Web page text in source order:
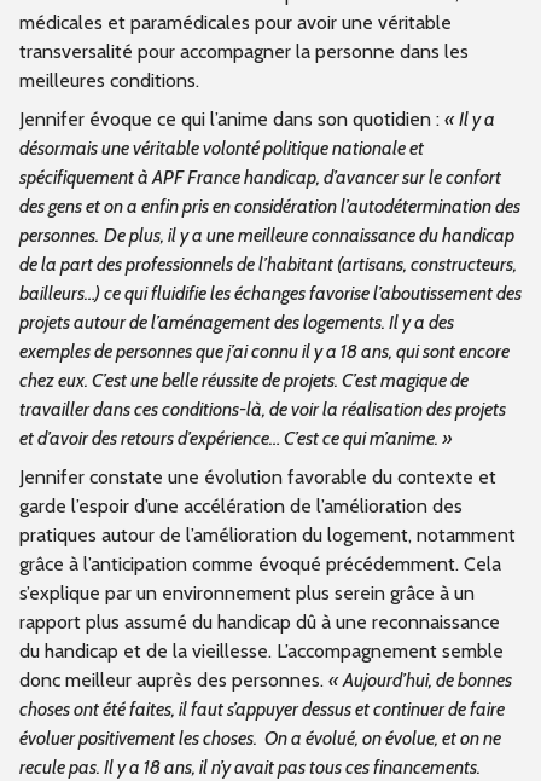
médicales et paramédicales pour avoir une véritable
transversalité pour accompagner la personne dans les
meilleures conditions.
Jennifer évoque ce qui l’anime dans son quotidien : « Il y a
désormais une véritable volonté politique nationale et
spécifiquement à APF France handicap, d’avancer sur le confort
des gens et on a enfin pris en considération l’autodétermination des
personnes. De plus, il y a une meilleure connaissance du handicap
de la part des professionnels de l’habitant (artisans, constructeurs,
bailleurs…) ce qui fluidifie les échanges favorise l’aboutissement des
projets autour de l’aménagement des logements. Il y a des
exemples de personnes que j’ai connu il y a 18 ans, qui sont encore
chez eux. C’est une belle réussite de projets. C’est magique de
travailler dans ces conditions-là, de voir la réalisation des projets
et d’avoir des retours d’expérience… C’est ce qui m’anime. »
Jennifer constate une évolution favorable du contexte et
garde l’espoir d’une accélération de l’amélioration des
pratiques autour de l’amélioration du logement, notamment
grâce à l’anticipation comme évoqué précédemment. Cela
s’explique par un environnement plus serein grâce à un
rapport plus assumé du handicap dû à une reconnaissance
du handicap et de la vieillesse. L’accompagnement semble
donc meilleur auprès des personnes. « Aujourd’hui, de bonnes
choses ont été faites, il faut s’appuyer dessus et continuer de faire
évoluer positivement les choses. On a évolué, on évolue, et on ne
recule pas. Il y a 18 ans, il n’y avait pas tous ces financements.